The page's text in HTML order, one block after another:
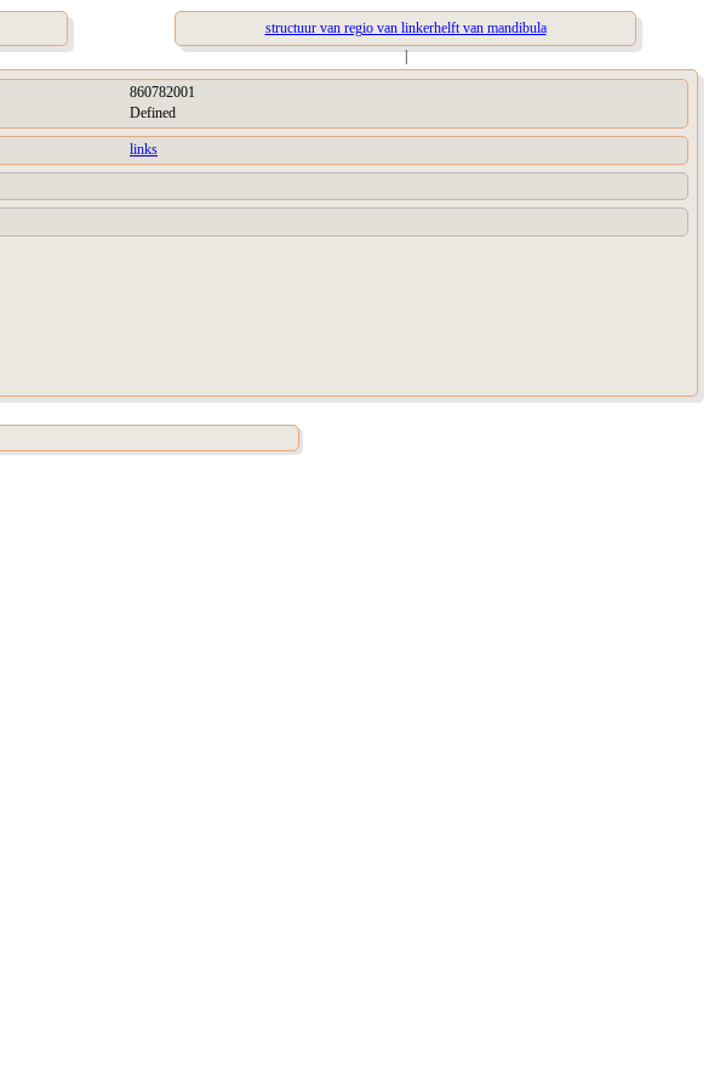
structuur van regio van linkerhelft van mandibula
|
860782001
Defined
links